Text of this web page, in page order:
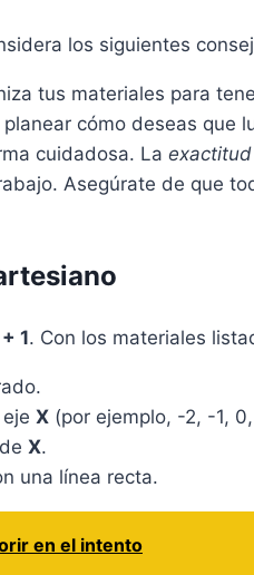
los siguientes
tus materiales para
cómo deseas que
cuidadosa. La exactitud
Asegúrate de que
1. Con los materiales
X (por ejemplo, -2, -1, 0,
X.
una línea recta.
en el intento